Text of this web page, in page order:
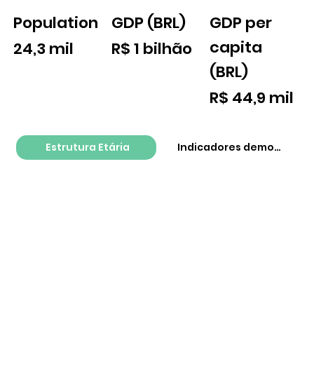
Estrutura Etária Indicadores
Population
24,3 mil
GDP (BRL)
R$ 1 bilhão
GDP per
capita
(BRL)
R$ 44,9 mil